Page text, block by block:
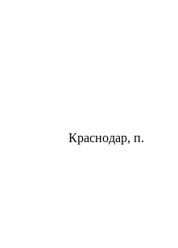
Краснодар, п.